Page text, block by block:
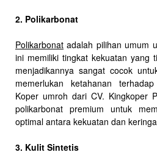
2. Polikarbonat
Polikarbonat adalah pilihan umum
ini memiliki tingkat kekuatan yang
menjadikannya sangat cocok
memerlukan ketahanan
Koper umroh dari CV. Kingkoper
polikarbonat premium untuk
optimal antara kekuatan dan
3. Kulit Sintetis